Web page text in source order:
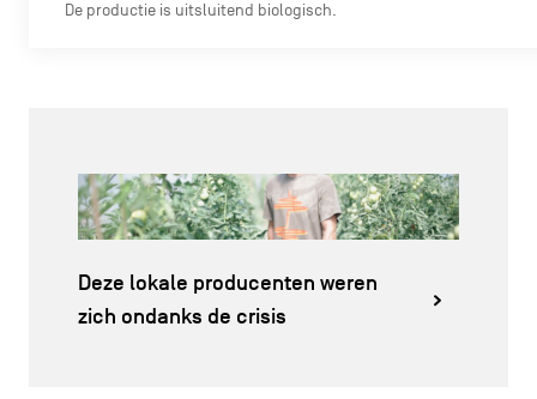
De productie is uitsluitend biologisch.
Deze lokale producenten weren
zich ondanks de crisis